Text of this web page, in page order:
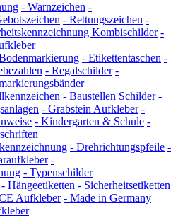
- Warnzeichen -
- Rettungszeichen -
Kombischilder -
- Etikettentaschen -
- Regalschilder -
- Baustellen Schilder -
- Grabstein Aufkleber -
- Kindergarten & Schule -
- Drehrichtungspfeile -
-
- Typenschilder
- Hängeetiketten - Sicherheitsetiketten
Aufkleber - Made in Germany